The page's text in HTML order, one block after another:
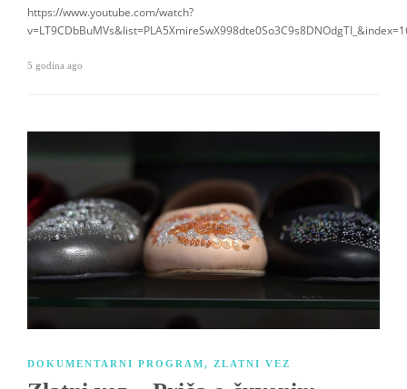
https://www.youtube.com/watch?
5 godina ago
DOKUMENTARNI PROGRAM, ZLATNI VEZ